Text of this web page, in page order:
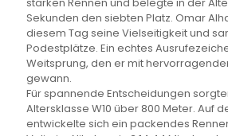
Sekunden den siebten Platz. Omar
diesem Tag seine Vielseitigkeit und
Podestplätze. Ein echtes
Weitsprung, den er mit
gewann.
Für spannende Entscheidungen
Altersklasse W10 über 800 Meter. Auf
entwickelte sich ein packendes